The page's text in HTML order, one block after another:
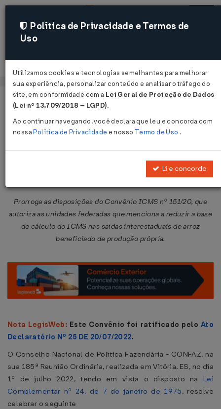
Acessar
Página Inicial Legislações
Convênio ICMS Nº 96 DE
Prorroga as disposições do Convênio ICMS nº 151/20, que
autoriza as unidades federadas que menciona a reduzir a base
de cálculo do ICMS nas saídas interestaduais de arroz
beneficiado de produção própria.
Nota LegisWeb: Este Convênio foi ratificado pelo Ato
Declaratório Nº 25 DE 20/07/2022.
O Conselho Nacional de Política Fazendária - CONFAZ, na
sua 185ª Reunião Ordinária, realizada em Vitória, ES, no dia
1º de julho 2022, tendo em vista o disposto na Lei
Complementar nº 24, de 7 de janeiro de 1975, resolve
celebrar o seguinte
Política de Privacidade e Termos de
Uso
Utilizamos cookies e tecnologias semelhantes para melhorar
sua experiência, personalizar conteúdo e analisar o tráfego do
site, em conformidade com a Lei Geral de Proteção de Dados
(Lei nº 13.709/2018 – LGPD).
Ao continuar navegando, você declara que leu e concorda com
nossaPolítica de Privacidade e nosso Termo de Uso .
Li e concordo